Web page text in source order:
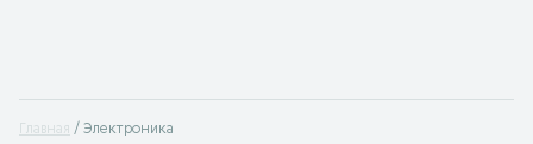
Главная Электроника